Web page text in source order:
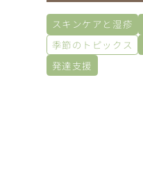
スキンケアと湿疹
季節のトピックス
発達支援